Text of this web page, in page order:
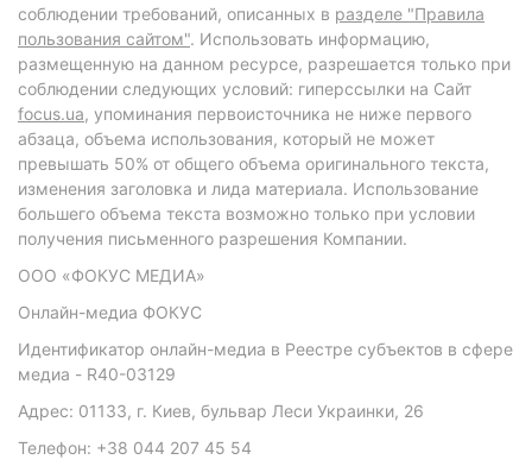
соблюдении требований, описанных в разделе "Правила
пользования сайтом". Использовать информацию,
размещенную на данном ресурсе, разрешается только при
соблюдении следующих условий: гиперссылки на Сайт
focus.ua, упоминания первоисточника не ниже первого
абзаца, объема использования, который не может
превышать 50% от общего объема оригинального текста,
изменения заголовка и лида материала. Использование
большего объема текста возможно только при условии
получения письменного разрешения Компании.
ООО «ФОКУС МЕДИА»
Онлайн-медиа ФОКУС
Идентификатор онлайн-медиа в Реестре субъектов в сфере
медиа - R40-03129
Адрес: 01133, г. Киев, бульвар Леси Украинки, 26
Телефон: +38 044 207 45 54